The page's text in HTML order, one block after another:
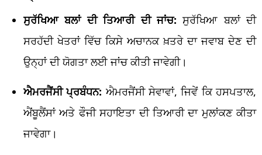
ਸੁਰੱਖਿਆ ਬਲਾਂ ਦੀ ਤਿਆਰੀ ਦੀ ਜਾਂਚ: ਸੁਰੱਖਿਆ ਬਲਾਂ ਦੀ
ਸਰਹੱਦੀ ਖੇਤਰਾਂ ਵਿੱਚ ਕਿਸੇ ਅਚਾਨਕ ਖ਼ਤਰੇ ਦਾ ਜਵਾਬ ਦੇਣ ਦੀ
ਉਨ੍ਹਾਂ ਦੀ ਯੋਗਤਾ ਲਈ ਜਾਂਚ ਕੀਤੀ ਜਾਵੇਗੀ।
ਐਮਰਜੈਂਸੀ ਪ੍ਰਬੰਧਨ: ਐਮਰਜੈਂਸੀ ਸੇਵਾਵਾਂ, ਜਿਵੇਂ ਕਿ ਹਸਪਤਾਲ,
ਐਂਬੂਲੈਂਸਾਂ ਅਤੇ ਫੌਜੀ ਸਹਾਇਤਾ ਦੀ ਤਿਆਰੀ ਦਾ ਮੁਲਾਂਕਣ ਕੀਤਾ
ਜਾਵੇਗਾ।